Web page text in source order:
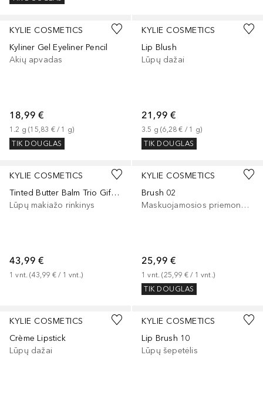
KYLIE COSMETICS
Kyliner Gel Eyeliner Pencil
Akių apvadas
18,99 €
1.2 g (15,83 € / 1 g)
TIK DOUGLAS
+4
KYLIE COSMETICS
Lip Blush
Lūpų dažai
21,99 €
3.5 g (6,28 € / 1 g)
TIK DOUGLAS
KYLIE COSMETICS
Tinted Butter Balm Trio Gift Set
Lūpų makiažo rinkinys
43,99 €
1 vnt. (43,99 € / 1 vnt. )
KYLIE COSMETICS
Brush 02
Maskuojamosios priemonės šepetėlis
25,99 €
1 vnt. (25,99 € / 1 vnt. )
TIK DOUGLAS
KYLIE COSMETICS
Crème Lipstick
Lūpų dažai
KYLIE COSMETICS
Lip Brush 10
Lūpų šepetėlis